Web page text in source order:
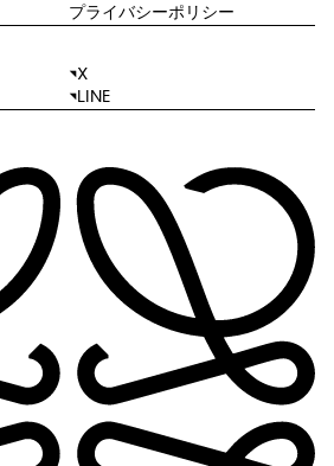
プライバシーポリシー
X
LINE